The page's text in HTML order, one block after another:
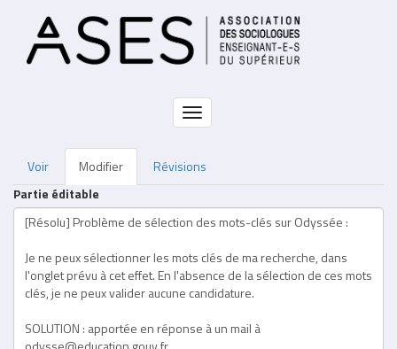
contenu
principal
Toggle
navigation
Primary
tabs
Voir Modifier
Révisions
Partie éditable